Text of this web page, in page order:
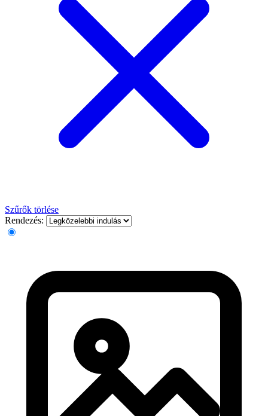
Szűrők törlése
Rendezés: